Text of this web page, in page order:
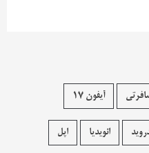
آیفون 17
انویدیا اپل